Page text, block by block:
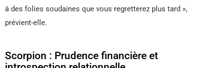
à des folies soudaines que vous regretterez plus tard »,
prévient-elle.
Scorpion : Prudence financière et